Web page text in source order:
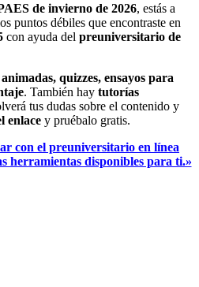
de invierno de 2026, estás a
puntos débiles que encontraste en
con ayuda del preuniversitario de
animadas, quizzes, ensayos para
. También hay tutorías
tus dudas sobre el contenido y
enlace y pruébalo gratis.
con el preuniversitario en línea
herramientas disponibles para ti.»